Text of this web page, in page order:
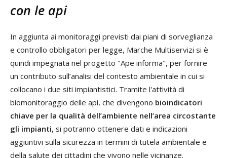
con le api
In aggiunta ai monitoraggi previsti dai piani di sorveglianza
e controllo obbligatori per legge, Marche Multiservizi si è
quindi impegnata nel progetto "Ape informa", per fornire
un contributo sull’analisi del contesto ambientale in cui si
collocano i due siti impiantistici. Tramite l'attività di
biomonitoraggio delle api, che divengono bioindicatori
chiave per la qualità dell’ambiente nell’area circostante
gli impianti, si potranno ottenere dati e indicazioni
aggiuntivi sulla sicurezza in termini di tutela ambientale e
della salute dei cittadini che vivono nelle vicinanze.